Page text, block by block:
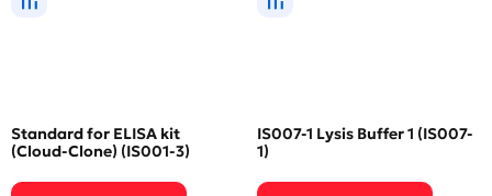
Standard for ELISA kit
(Cloud-Clone) (IS001-3)
IS007-1 Lysis Buffer 1 (IS007-
1)